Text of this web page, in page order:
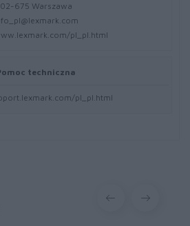
02-675 Warszawa
pl_pl.html
techniczna
pl_pl.html